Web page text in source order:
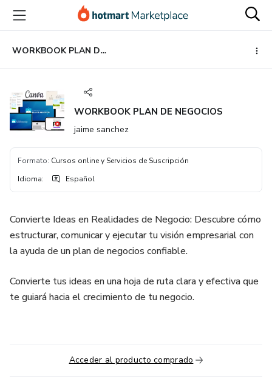
principal
página
de
página
WORKBOOK PLAN DE NEGOCIOS
WORKBOOK PLAN DE NEGOCIOS
jaime sanchez
Formato: Cursos online y Servicios de Suscripción
Idioma: Español
Convierte Ideas en Realidades de Negocio: Descubre cómo
estructurar, comunicar y ejecutar tu visión empresarial con
la ayuda de un plan de negocios confiable.
Convierte tus ideas en una hoja de ruta clara y efectiva que
te guiará hacia el crecimiento de tu negocio.
Acceder al producto comprado